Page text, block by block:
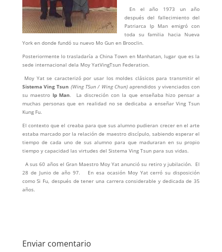
En el año 1973 un año
después del fallecimiento del
Patriarca Ip Man emigró con
toda su familia hacia Nueva
York en donde fundó su nuevo Mo Gun en Brooclin.
Posteriormente lo trasladaría a China Town en Manhatan, lugar que es la
sede internacional dela Moy YatVingTsun Federation.
Moy Yat se caracterizó por usar los moldes clásicos para transmitir el
Sistema Ving Tsun (Wing TSun / Wing Chun)aprendidos y vivenciados con
su maestroIp Man. La discreción con la que enseñaba hizo pensar a
muchas personas que en realidad no se dedicaba a enseñar Ving Tsun
Kung Fu.
El contexto que el creaba para que sus alumno pudieran crecer en el arte
estaba marcado por la relación de maestro discípulo, sabiendo esperar el
tiempo de cada uno de sus alumno para que maduraran en su propio
tiempo y capacidad las virtudes del Sistema Ving Tsun para sus vidas.
A sus 60 años el Gran Maestro Moy Yat anunció su retiro y jubilación. El
28 de Junio de año 97. En esa ocasión Moy Yat cerró su disposición
como Si Fu, después de tener una carrera considerable y dedicada de 35
años.
Enviar comentario